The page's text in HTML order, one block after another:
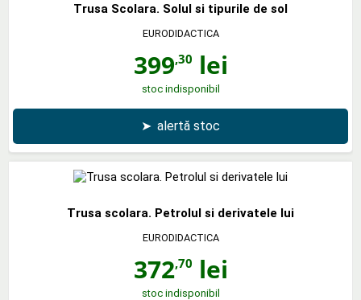
Trusa Scolara. Solul si tipurile de sol
EURODIDACTICA
399,30 lei
stoc indisponibil
➤ alertă stoc
Trusa scolara. Petrolul si derivatele lui
EURODIDACTICA
372,70 lei
stoc indisponibil